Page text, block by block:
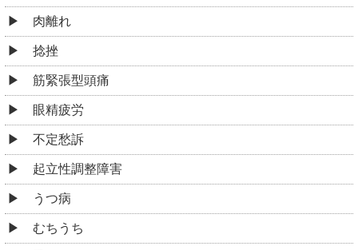
肉離れ
捻挫
筋緊張型頭痛
眼精疲労
不定愁訴
起立性調整障害
うつ病
むちうち